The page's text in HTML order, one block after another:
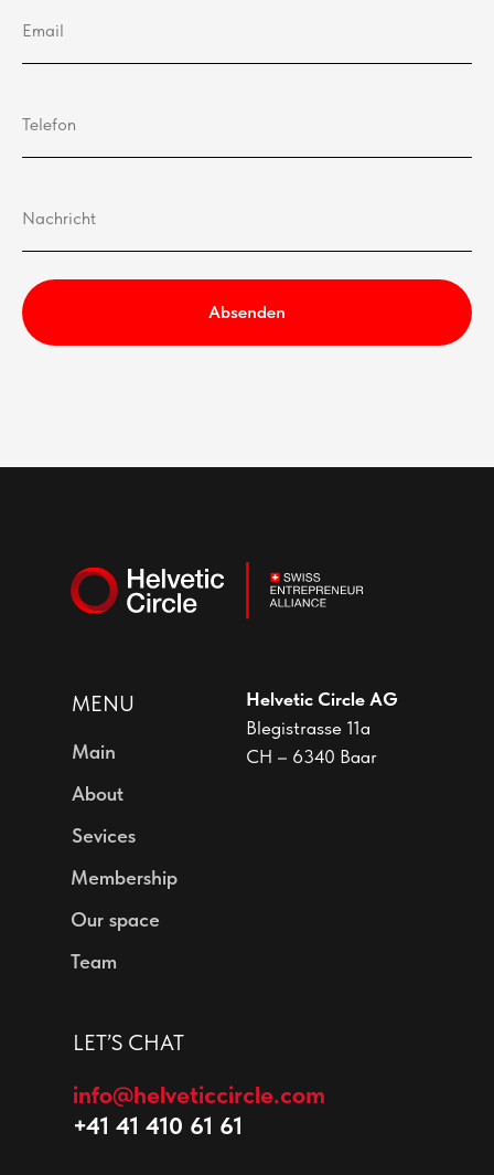
Absenden
info@helveticcircle.com
Helvetic Circle AG
Blegistrasse 11a
CH – 6340 Baar
+41 41 410 61 61
MENU
LET’S CHAT
Main
About
Sevices
Membership
Team
Our space